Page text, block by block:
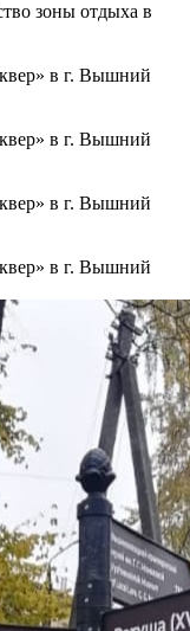
зоны отдыха в
в г. Вышний
в г. Вышний
в г. Вышний
в г. Вышний